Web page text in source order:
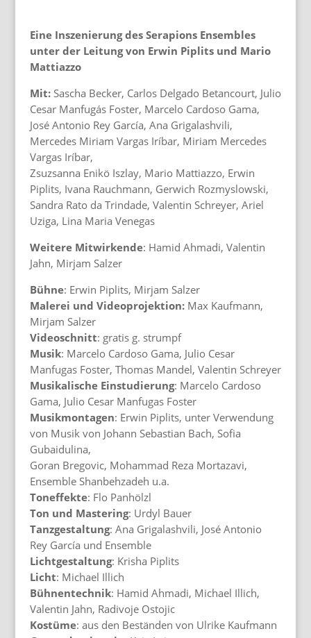
Eine Inszenierung des Serapions Ensembles
unter der Leitung von Erwin Piplits und Mario
Mattiazzo
Mit:Sascha Becker, Carlos Delgado Betancourt, Julio
Cesar Manfugás Foster, Marcelo Cardoso Gama,
José Antonio Rey García, Ana Grigalashvili,
Mercedes Miriam Vargas Iríbar, Miriam Mercedes
Vargas Iríbar,
Zsuzsanna Enikö Iszlay, Mario Mattiazzo, Erwin
Piplits, Ivana Rauchmann, Gerwich Rozmyslowski,
Sandra Rato da Trindade, Valentin Schreyer, Ariel
Uziga, Lina Maria Venegas
Weitere Mitwirkende: Hamid Ahmadi, Valentin
Jahn, Mirjam Salzer
Bühne: Erwin Piplits, Mirjam Salzer
Malerei und Videoprojektion: Max Kaufmann,
Mirjam Salzer
Videoschnitt: gratis g. strumpf
Musik: Marcelo Cardoso Gama, Julio Cesar
Manfugas Foster, Thomas Mandel, Valentin Schreyer
Musikalische Einstudierung: Marcelo Cardoso
Gama, Julio Cesar Manfugas Foster
Musikmontagen: Erwin Piplits, unter Verwendung
von Musik von Johann Sebastian Bach, Sofia
Gubaidulina,
Goran Bregovic, Mohammad Reza Mortazavi,
Ensemble Shanbehzadeh u.a.
Toneffekte: Flo Panhölzl
Ton und Mastering: Urdyl Bauer
Tanzgestaltung: Ana Grigalashvili, José Antonio
Rey García und Ensemble
Lichtgestaltung: Krisha Piplits
Licht: Michael Illich
Bühnentechnik: Hamid Ahmadi, Michael Illich,
Valentin Jahn, Radivoje Ostojic
Kostüme: aus den Beständen von Ulrike Kaufmann